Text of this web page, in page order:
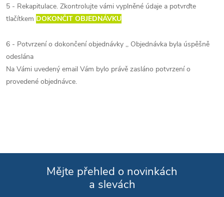
5 - Rekapitulace. Zkontrolujte vámi vyplněné údaje a potvrďte
tlačítkem DOKONČIT OBJEDNÁVKU
6 - Potvrzení o dokončení objednávky ,, Objednávka byla úspěšně
odeslána
Na Vámi uvedený email Vám bylo právě zasláno potvrzení o
provedené objednávce.
Mějte přehled o novinkách
a slevách